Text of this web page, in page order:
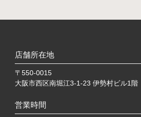
店舗所在地
〒550-0015
大阪市西区南堀江3-1-23 伊勢村ビル1階
営業時間